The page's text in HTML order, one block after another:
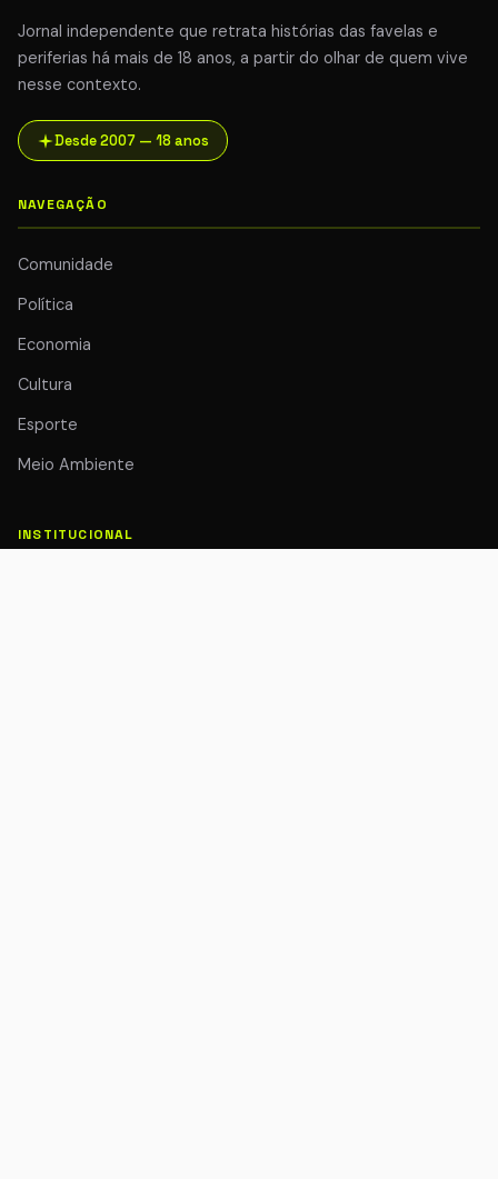
Jornal independente que retrata histórias das favelas e
periferias há mais de 18 anos, a partir do olhar de quem vive
nesse contexto.
Desde 2007 — 18 anos
NAVEGAÇÃO
Comunidade
Política
Economia
Cultura
Esporte
Meio Ambiente
INSTITUCIONAL